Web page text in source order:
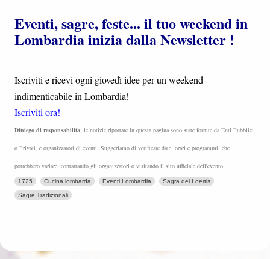
Eventi, sagre, feste... il tuo weekend in
Lombardia inizia dalla Newsletter !
Iscriviti e ricevi ogni giovedì idee per un weekend
indimenticabile in Lombardia!
Iscriviti ora!
Diniego di responsabilità: le notizie riportate in questa pagina sono state fornite da Enti Pubblici
o Privati, e organizzatori di eventi. Suggeriamo di verificare date, orari e programmi, che
potrebbero variare, contattando gli organizzatori o visitando il sito ufficiale dell'evento.
1725 Cucina lombarda Eventi Lombardia Sagra del Loertis
Sagre Tradizionali